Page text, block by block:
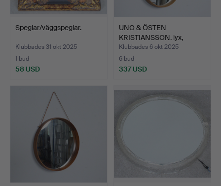
Speglar/väggspeglar.
Klubbades 31 okt 2025
1 bud
58 USD
UNO & ÖSTEN
KRISTIANSSON. lyx,
spegel, läd…
Klubbades 6 okt 2025
6 bud
337 USD